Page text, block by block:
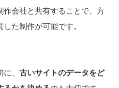
作会社と共有することで、方
た制作が可能です。
、 古いサイトのデータをど